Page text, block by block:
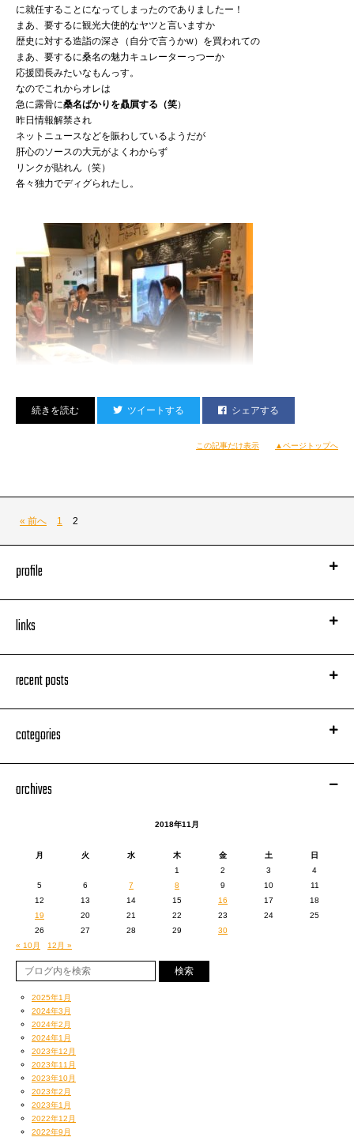
Ryohuくんとはおうちがものすごい近いのもあったり
彼のソロ作にコメントを出したりしてて
何かと縁があったのだが
ついに一緒に曲作りができて嬉しい＆楽しかった。
RyohuくんはKANDYTOWNの一員でありながら
昔からベボベの楽曲に参加してたり
PETROLZのトリビュートに参加してたり
最近なんか冨田ラボさんのアルバムにまで客演してたりして
すんげーいい立ち位置！
ちょっと羨ましい（笑）
彼によると、もともと『ズットズレテルズ』というバンドを
Okamoto’sの一部メンバーとやっていたので
相当速めの楽曲であったと思うが
（オールドスクール・ファーストラップおじさんのオレでも
ちょっと手こずった）
完全に乗りこなしていて流石だった。
楽曲の最後でユニゾンなんかも二人でトライしたんだけど
オレの手癖だらけの歌詞にも関わらず
完璧に合わせてくる。無茶苦茶リズムいいです。
さてさて肝心の楽曲は
「Dさんたちにはニルヴァーナなビートの上で
ということで、オレも挑戦したことのない曲調だっただけに
打ち込みのドラムや鍵盤の上にコイちゃんの歌声が乗るのも
なんか感心した（←なんだそれw）
写真のスタジオではRyohuくんとの
（メインヴァースはいつものスタジオで録音済み）
ここよりくだらない部分）
セッションももちろんだったのだけど
このマテリアルクラブ、『人間交差点2018』で
コイちゃんとTOSHI-LOW（BRAHMAN）がそれこそ
交差したことによって（ほとんど初対面だったんだって！）
TOSHI-LOWもアルバム参加することになって
そんな人間のつながりが
オレらにとってもとっても嬉しいのであるが
数日前にTOSHI-LOWが地方帰りでベロベロに酔ったまま
スタジオに現れたらしいのだが
その時彼が話した、
福岡のゲトーな『角打ち』
（かくうち＝一角で立ち飲みのできる酒屋さん）
で目撃したかなり終着駅なおじさま（歯ー無い）の
酒のツマミに関する話が
コイちゃんの口づてで聞いても面白すぎて
いや、コイちゃんが話し上手いのか
に就任することになってしまったのでありましたー！
まあ、要するに観光大使的なヤツと言いますか
歴史に対する造詣の深さ（自分で言うかw）を買われての
まあ、要するに桑名の魅力キュレーターっつーか
応援団長みたいなもんっす。
なのでこれからオレは
急に露骨に桑名ばかりを贔屓する（笑）
昨日情報解禁され
ネットニュースなどを賑わしているようだが
肝心のソースの大元がよくわからず
リンクが貼れん（笑）
各々独力でディグられたし。
んで
そこで軽くご挨拶してきましたー。
実際はGDGDトーク200%。
司会が我らが歴史クラブ会長
リラックスし過ぎたか。
それにしても
「ああ、桑名ね！はいはい。
「確かあそこはー、アレだ、
（実際は
詳しい人はいくらでもいるからね
これからオレが桑名のイイところをいっぱいみつけて
発信していけばイイのだ。
多分（笑）
しかししかし
暴れ川、
木曽三川（木曽川、揖斐川、長良川）の治水を描いた
平田弘史先生の劇画『薩摩義士伝』も読んでたし
興味は尽きない。
思わず調べ過ぎてしまいそうになるのを
現地に赴いた時の新鮮なリアクションのために
必死にこらえている次第。
それはそうと
ツイートする シェアする
この記事だけ表示 ▲ページトップへ
« 前へ 1 2
profile
links
recent posts
categories
archives
2018年11月
月 火 水 木 金 土
日
1
2 3
4
5
6 7 8 9 10
11
12
13 14 15 16 17
18
19
20 21 22 23 24
25
26
27 28 29
30
« 10月
12月 »
2025年1月
2024年3月
2024年2月
2024年1月
2023年12月
2023年11月
2023年10月
2023年2月
2023年1月
2022年12月
2022年9月